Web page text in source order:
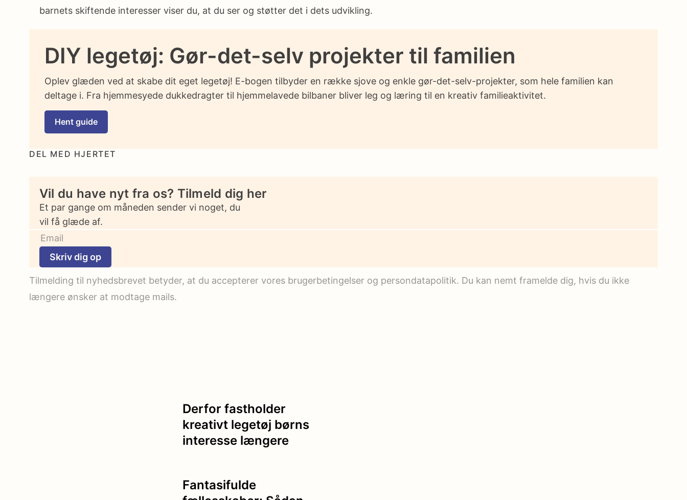
barnets skiftende interesser viser du, at du ser og støtter det i dets udvikling.
DEL MED HJERTET
Vil du have nyt fra os? Tilmeld dig her
Et par gange om måneden sender vi noget, du
vil få glæde af.
Skriv dig op
Tilmelding til nyhedsbrevet betyder, at du accepterer vores brugerbetingelser og persondatapolitik. Du kan nemt framelde dig, hvis du ikke
længere ønsker at modtage mails.
DIY legetøj: Gør-det-selv projekter til familien
Oplev glæden ved at skabe dit eget legetøj! E-bogen tilbyder en række sjove og enkle gør-det-selv-projekter, som hele familien kan
deltage i. Fra hjemmesyede dukkedragter til hjemmelavede bilbaner bliver leg og læring til en kreativ familieaktivitet.
Hent guide
Derfor fastholder
kreativt legetøj børns
interesse længere
Fantasifulde